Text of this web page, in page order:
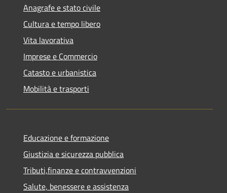
Anagrafe e stato civile
Cultura e tempo libero
Vita lavorativa
Imprese e Commercio
Catasto e urbanistica
Mobilità e trasporti
Educazione e formazione
Giustizia e sicurezza pubblica
Tributi,finanze e contravvenzioni
Salute, benessere e assistenza